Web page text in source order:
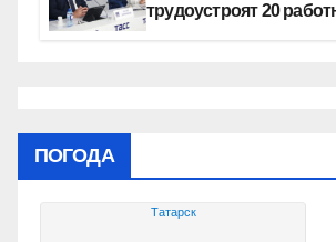
трудоустроят 20
ПОГОДА
Татарск